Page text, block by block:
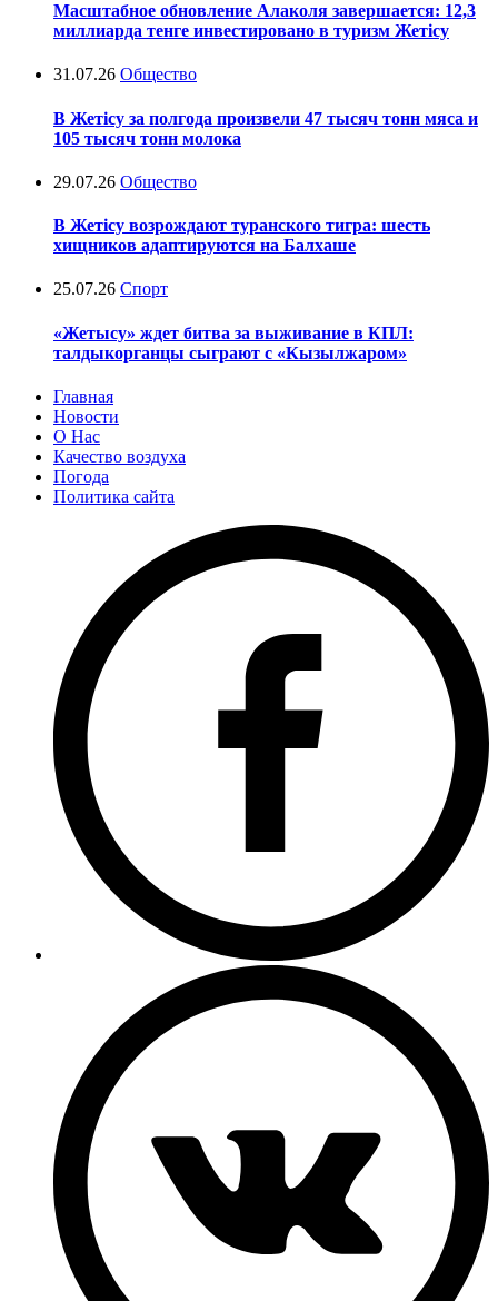
Масштабное обновление Алаколя завершается: 12,3
миллиарда тенге инвестировано в туризм Жетісу
31.07.26 Общество
В Жетісу за полгода произвели 47 тысяч тонн мяса и
105 тысяч тонн молока
29.07.26 Общество
В Жетісу возрождают туранского тигра: шесть
хищников адаптируются на Балхаше
25.07.26 Спорт
«Жетысу» ждет битва за выживание в КПЛ:
талдыкорганцы сыграют с «Кызылжаром»
Главная
Новости
О Нас
Качество воздуха
Погода
Политика сайта